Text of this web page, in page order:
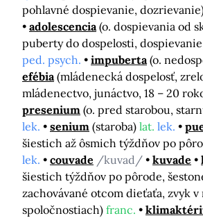
pohlavné dospievanie,
adolescencia (o. dospievania od
puberty do dospelosti,
ped. psych.
impuberta (o.
efébia (mládenecká dospelosť,
mládenectvo, junáctvo, 18 – 20
presenium (o. pred starobou,
lek.
senium (staroba) lat. lek.
šiestich až ôsmich týždňov po
lek.
couvade /kuvad/ kuvade
šiestich týždňov po pôrode,
zachovávané otcom dieťaťa, zvyk
spoločnostiach) franc.